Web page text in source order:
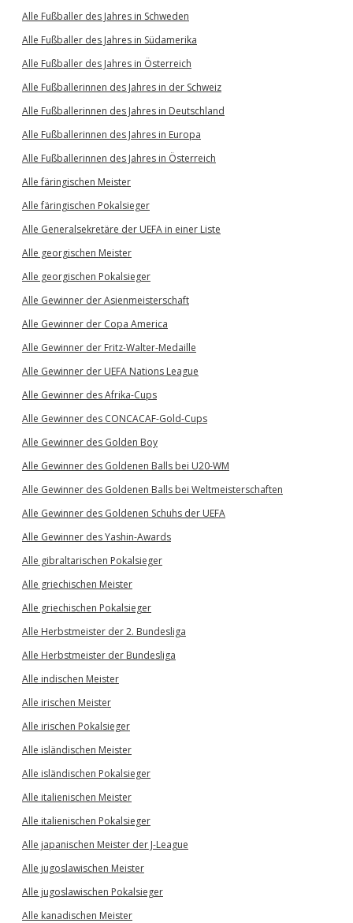
Alle Fußballer des Jahres in Schweden
Alle Fußballer des Jahres in Südamerika
Alle Fußballer des Jahres in Österreich
Alle Fußballerinnen des Jahres in der Schweiz
Alle Fußballerinnen des Jahres in Deutschland
Alle Fußballerinnen des Jahres in Europa
Alle Fußballerinnen des Jahres in Österreich
Alle färingischen Meister
Alle färingischen Pokalsieger
Alle Generalsekretäre der UEFA in einer Liste
Alle georgischen Meister
Alle georgischen Pokalsieger
Alle Gewinner der Asienmeisterschaft
Alle Gewinner der Copa America
Alle Gewinner der Fritz-Walter-Medaille
Alle Gewinner der UEFA Nations League
Alle Gewinner des Afrika-Cups
Alle Gewinner des CONCACAF-Gold-Cups
Alle Gewinner des Golden Boy
Alle Gewinner des Goldenen Balls bei U20-WM
Alle Gewinner des Goldenen Balls bei Weltmeisterschaften
Alle Gewinner des Goldenen Schuhs der UEFA
Alle Gewinner des Yashin-Awards
Alle gibraltarischen Pokalsieger
Alle griechischen Meister
Alle griechischen Pokalsieger
Alle Herbstmeister der 2. Bundesliga
Alle Herbstmeister der Bundesliga
Alle indischen Meister
Alle irischen Meister
Alle irischen Pokalsieger
Alle isländischen Meister
Alle isländischen Pokalsieger
Alle italienischen Meister
Alle italienischen Pokalsieger
Alle japanischen Meister der J-League
Alle jugoslawischen Meister
Alle jugoslawischen Pokalsieger
Alle kanadischen Meister